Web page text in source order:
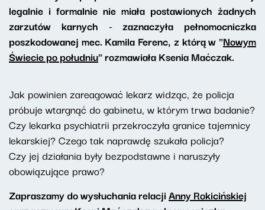
legalnie i formalnie nie miała postawionych żadnych
zarzutów karnych - zaznaczyła pełnomocniczka
poszkodowanej mec. Kamila Ferenc, z którą w "Nowym
Świecie po południu" rozmawiała Ksenia Maćczak.
Jak powinien zareagować lekarz widząc, że policja
próbuje wtargnąć do gabinetu, w którym trwa badanie?
Czy lekarka psychiatrii przekroczyła granice tajemnicy
lekarskiej? Czego tak naprawdę szukała policja?
Czy jej działania były bezpodstawne i naruszyły
obowiązujące prawo?
Zapraszamy do wysłuchania relacjiAnny Rokicińskiej